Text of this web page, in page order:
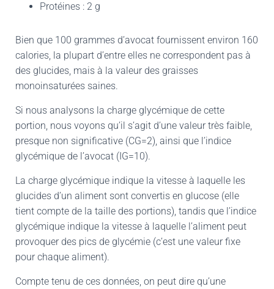
Protéines : 2 g
Bien que 100 grammes d’avocat fournissent environ 160
calories, la plupart d’entre elles ne correspondent pas à
des glucides, mais à la valeur des graisses
monoinsaturées saines.
Si nous analysons la charge glycémique de cette
portion, nous voyons qu’il s’agit d’une valeur très faible,
presque non significative (CG=2), ainsi que l’indice
glycémique de l’avocat (IG=10).
La charge glycémique indique la vitesse à laquelle les
glucides d’un aliment sont convertis en glucose (elle
tient compte de la taille des portions), tandis que l’indice
glycémique indique la vitesse à laquelle l’aliment peut
provoquer des pics de glycémie (c’est une valeur fixe
pour chaque aliment).
Compte tenu de ces données, on peut dire qu’une